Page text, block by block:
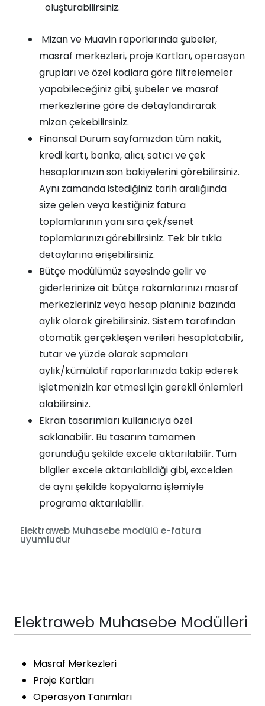
oluşturabilirsiniz.
Mizan ve Muavin raporlarında şubeler,
masraf merkezleri, proje Kartları, operasyon
grupları ve özel kodlara göre filtrelemeler
yapabileceğiniz gibi, şubeler ve masraf
merkezlerine göre de detaylandırarak
mizan çekebilirsiniz.
Finansal Durum sayfamızdan tüm nakit,
kredi kartı, banka, alıcı, satıcı ve çek
hesaplarınızın son bakiyelerini görebilirsiniz.
Aynı zamanda istediğiniz tarih aralığında
size gelen veya kestiğiniz fatura
toplamlarının yanı sıra çek/senet
toplamlarınızı görebilirsiniz. Tek bir tıkla
detaylarına erişebilirsiniz.
Bütçe modülümüz sayesinde gelir ve
giderlerinize ait bütçe rakamlarınızı masraf
merkezleriniz veya hesap planınız bazında
aylık olarak girebilirsiniz. Sistem tarafından
otomatik gerçekleşen verileri hesaplatabilir,
tutar ve yüzde olarak sapmaları
aylık/kümülatif raporlarınızda takip ederek
işletmenizin kar etmesi için gerekli önlemleri
alabilirsiniz.
Ekran tasarımları kullanıcıya özel
saklanabilir. Bu tasarım tamamen
göründüğü şekilde excele aktarılabilir. Tüm
bilgiler excele aktarılabildiği gibi, excelden
de aynı şekilde kopyalama işlemiyle
programa aktarılabilir.
Elektraweb Muhasebe modülü e-fatura
uyumludur
Elektraweb Muhasebe Modülleri
Masraf Merkezleri
Proje Kartları
Operasyon Tanımları